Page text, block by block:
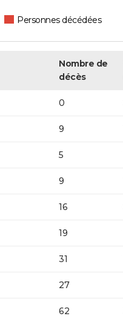
Personnes décédées
Nombre de
décès
0
9
5
9
16
19
31
27
62